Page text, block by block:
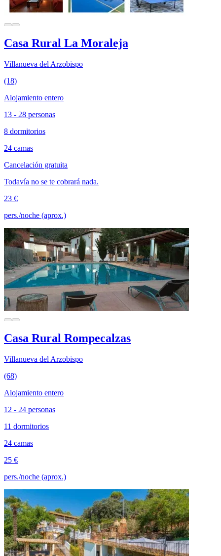
Casa Rural La Moraleja
Villanueva del Arzobispo
(18)
Alojamiento entero
13 - 28 personas
8 dormitorios
24 camas
Cancelación gratuita
Todavía no se te cobrará nada.
23 €
pers./noche (aprox.)
Casa Rural Rompecalzas
Villanueva del Arzobispo
(68)
Alojamiento entero
12 - 24 personas
11 dormitorios
24 camas
25 €
pers./noche (aprox.)